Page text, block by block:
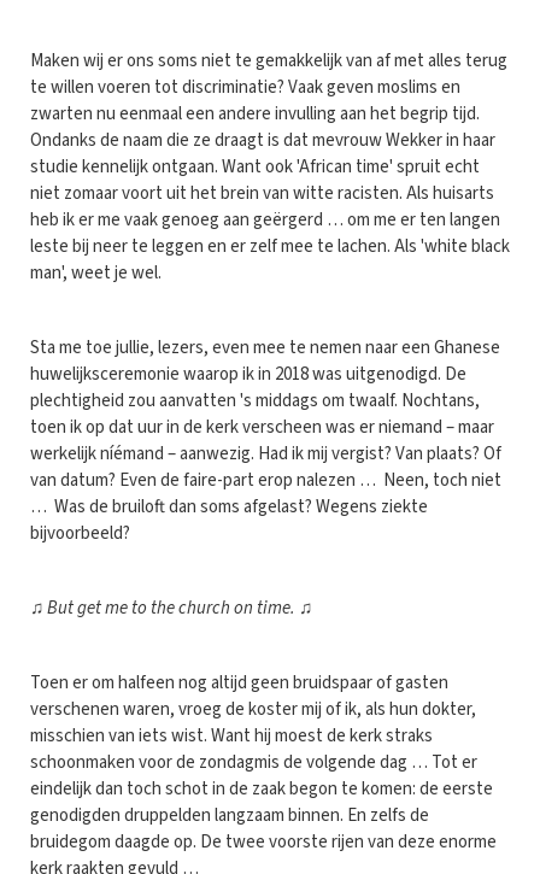
Maken wij er ons soms niet te gemakkelijk van af met alles terug
te willen voeren tot discriminatie? Vaak geven moslims en
zwarten nu eenmaal een andere invulling aan het begrip tijd.
Ondanks de naam die ze draagt is dat mevrouw Wekker in haar
studie kennelijk ontgaan. Want ook 'African time' spruit echt
niet zomaar voort uit het brein van witte racisten. Als huisarts
heb ik er me vaak genoeg aan geërgerd … om me er ten langen
leste bij neer te leggen en er zelf mee te lachen. Als 'white black
man', weet je wel.
Sta me toe jullie, lezers, even mee te nemen naar een Ghanese
huwelijksceremonie waarop ik in 2018 was uitgenodigd. De
plechtigheid zou aanvatten 's middags om twaalf. Nochtans,
toen ik op dat uur in de kerk verscheen was er niemand – maar
werkelijk níémand – aanwezig. Had ik mij vergist? Van plaats? Of
van datum? Even de faire-part erop nalezen … Neen, toch niet
… Was de bruiloft dan soms afgelast? Wegens ziekte
bijvoorbeeld?
♫But get me to the church on time. ♫
Toen er om halfeen nog altijd geen bruidspaar of gasten
verschenen waren, vroeg de koster mij of ik, als hun dokter,
misschien van iets wist. Want hij moest de kerk straks
schoonmaken voor de zondagmis de volgende dag … Tot er
eindelijk dan toch schot in de zaak begon te komen: de eerste
genodigden druppelden langzaam binnen. En zelfs de
bruidegom daagde op. De twee voorste rijen van deze enorme
kerk raakten gevuld …